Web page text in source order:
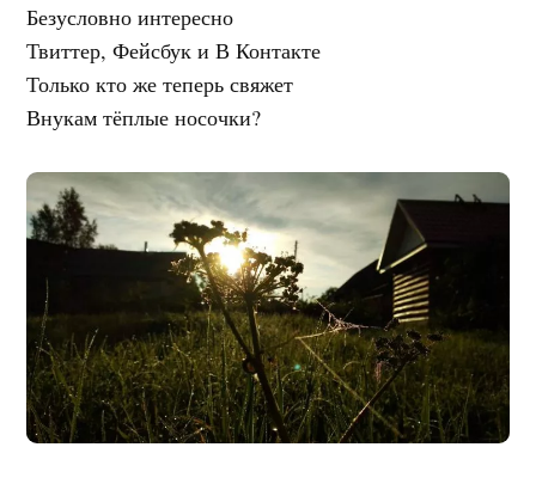
Безусловно интересно
Твиттер, Фейсбук и В Контакте
Только кто же теперь свяжет
Внукам тёплые носочки?